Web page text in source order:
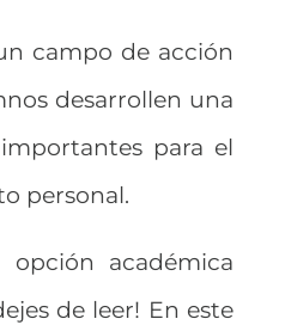
campo de acción
desarrollen una
para el
personal.
académica
de leer! En este